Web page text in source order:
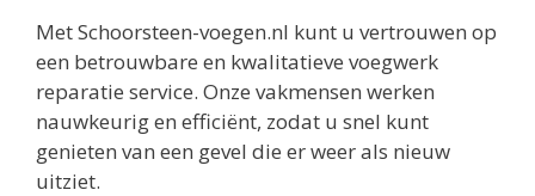
Met Schoorsteen-voegen.nl kunt u vertrouwen op
een betrouwbare en kwalitatieve voegwerk
reparatie service. Onze vakmensen werken
nauwkeurig en efficiënt, zodat u snel kunt
genieten van een gevel die er weer als nieuw
uitziet.